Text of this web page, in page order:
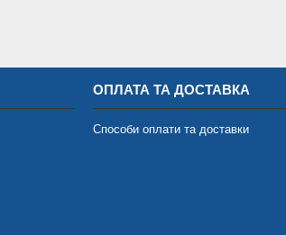
ОПЛАТА ТА ДОСТАВКА
Способи оплати та доставки